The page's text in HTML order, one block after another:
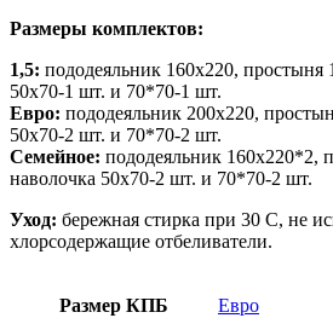
Размеры комплектов:
1,5: пододеяльник 160х220, простыня
50х70-1 шт. и 70*70-1 шт.
Евро: пододеяльник 200х220,
50х70-2 шт. и 70*70-2 шт.
Семейное: пододеяльник 160х220*2,
наволочка 50х70-2 шт. и 70*70-2 шт.
Уход: бережная стирка при 30 С, не
хлорсодержащие отбеливатели.
Размер КПБ Евро